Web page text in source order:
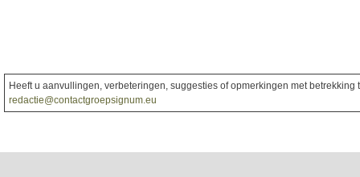
Heeft u aanvullingen, verbeteringen, suggesties of opmerkingen met
redactie@contactgroepsignum.eu